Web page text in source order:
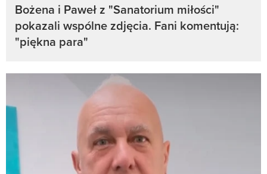
Bożena i Paweł z "Sanatorium miłości"
pokazali wspólne zdjęcia. Fani komentują:
"piękna para"